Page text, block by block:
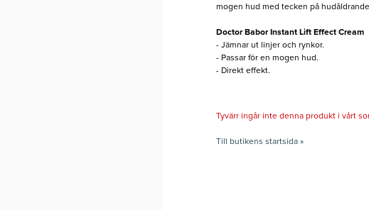
mogen hud med tecken på
Doctor Babor Instant Lift Effect Cream
- Jämnar ut linjer och rynkor.
- Passar för en mogen hud.
- Direkt effekt.
Tyvärr ingår inte denna produkt i vårt
Till butikens startsida »